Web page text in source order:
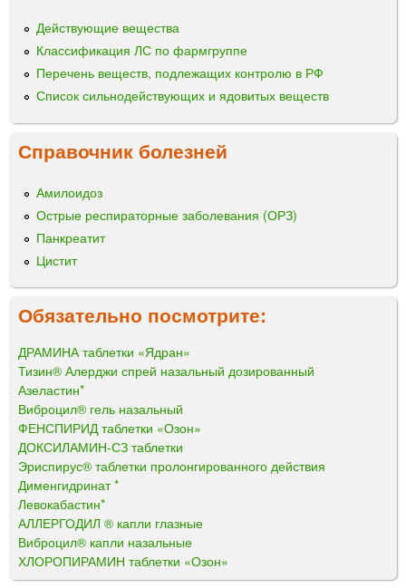
Действующие вещества
Классификация ЛС по фармгруппе
Перечень веществ, подлежащих контролю в РФ
Список сильнодействующих и ядовитых веществ
Справочник болезней
Амилоидоз
Острые респираторные заболевания (ОРЗ)
Панкреатит
Цистит
Обязательно посмотрите:
ДРАМИНА таблетки «Ядран»
Тизин® Алерджи спрей назальный дозированный
Азеластин*
Виброцил® гель назальный
ФЕНСПИРИД таблетки «Озон»
ДОКСИЛАМИН-СЗ таблетки
Эриспирус® таблетки пролонгированного действия
Дименгидринат *
Левокабастин*
АЛЛЕРГОДИЛ ® капли глазные
Виброцил® капли назальные
ХЛОРОПИРАМИН таблетки «Озон»